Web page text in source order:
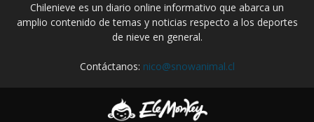
Chilenieve es un diario online informativo que abarca un
amplio contenido de temas y noticias respecto a los deportes
de nieve en general.
Contáctanos: nico@snowanimal.cl